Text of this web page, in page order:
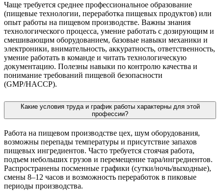
Чаще требуется среднее профессиональное образование
(пищевые технологии, переработка пищевых продуктов) или
опыт работы на пищевом производстве. Важны знания
технологического процесса, умение работать с дозирующим и
смешивающим оборудованием, базовые навыки механики и
электроники, внимательность, аккуратность, ответственность,
умение работать в команде и читать технологическую
документацию. Полезны навыки по контролю качества и
понимание требований пищевой безопасности
(GMP/HACCP).
Какие условия труда и график работы характерны для этой
профессии?
Работа на пищевом производстве цех, шум оборудования,
возможны перепады температуры и присутствие запахов
пищевых ингредиентов. Часто требуется стоячая работа,
подъем небольших грузов и перемещение тара/ингредиентов.
Распространены посменные графики (сутки/ночь/выходные),
смены 8–12 часов и возможность переработок в пиковые
периоды производства.